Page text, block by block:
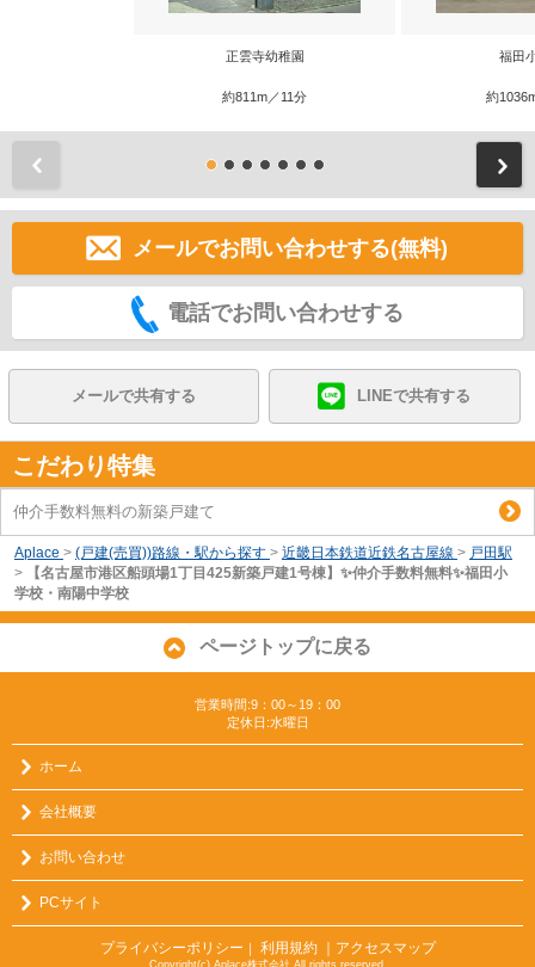
正雲寺幼稚園
約811m／11分
福田
約
メールでお問い合わせする(無料)
電話でお問い合わせする
メールで共有する LINEで共有する
こだわり特集
仲介手数料無料の新築戸建て
Aplace > (戸建(売買))路線・駅から探す > 近畿日本鉄道近鉄名古屋線 > 戸田駅
>
【名古屋市港区船頭場1丁目425新築戸建1号棟】✨️仲介手数料無料✨️福田小
学校・南陽中学校
ページトップに戻る
営業時間:9：00～19：00
定休日:水曜日
ホーム
会社概要
お問い合わせ
PCサイト
プライバシーポリシー ｜ 利用規約 ｜アクセスマップ
Copyright(c) Aplace株式会社 All rights reserved.